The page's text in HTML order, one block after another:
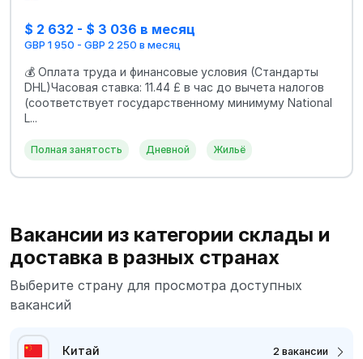
$ 2 632 - $ 3 036 в месяц
GBP 1 950 - GBP 2 250 в месяц
💰 Оплата труда и финансовые условия (Стандарты
DHL)Часовая ставка: 11.44 £ в час до вычета налогов
(соответствует государственному минимуму National
L...
Полная занятость Дневной Жильё
Вакансии из категории склады и
доставка в разных странах
Выберите страну для просмотра доступных
вакансий
Китай 2 вакансии